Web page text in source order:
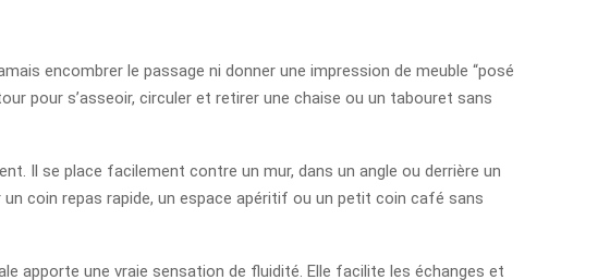
encombrer le passage ni donner une impression de meuble “posé
pour s’asseoir, circuler et retirer une chaise ou un tabouret sans
Il se place facilement contre un mur, dans un angle ou derrière un
coin repas rapide, un espace apéritif ou un petit coin café sans
apporte une vraie sensation de fluidité. Elle facilite les échanges et